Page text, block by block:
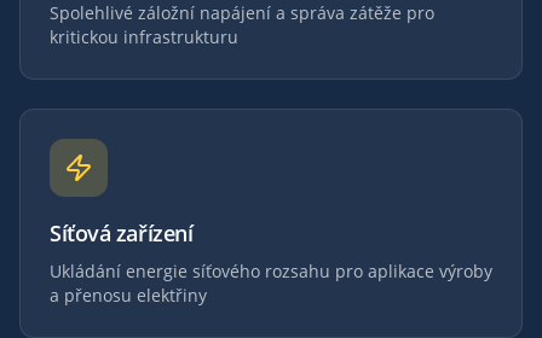
Spolehlivé záložní napájení a správa zátěže pro
kritickou infrastrukturu
Síťová zařízení
Ukládání energie síťového rozsahu pro aplikace výroby
a přenosu elektřiny